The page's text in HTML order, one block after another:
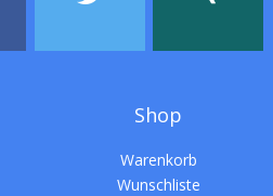
Shop
Warenkorb
Wunschliste